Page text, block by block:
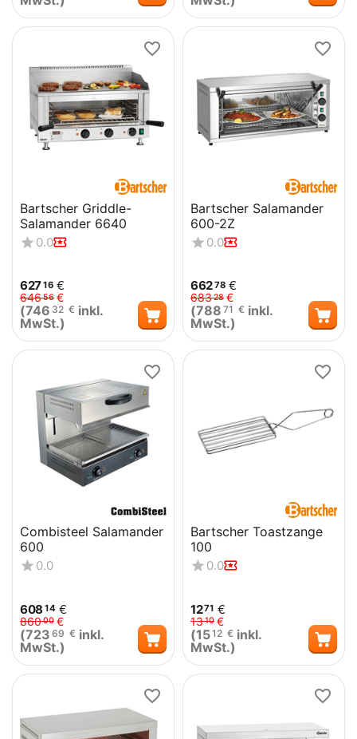
Bartscher Griddle-
Salamander 6640
0.0
62716 €
64656 €
(746 32 € inkl.
MwSt.)
Bartscher Salamander
600-2Z
0.0
66278 €
68328 €
(788 71 € inkl.
MwSt.)
Combisteel Salamander
600
0.0
608 14 €
86000 €
(723 69 € inkl.
MwSt.)
Bartscher Toastzange
100
0.0
1271 €
1310 €
(1512 € inkl.
MwSt.)